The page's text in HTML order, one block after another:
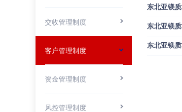
交收管理制度
客户管理制度
资金管理制度
风控管理制度
东北亚镁
东北亚镁
东北亚镁